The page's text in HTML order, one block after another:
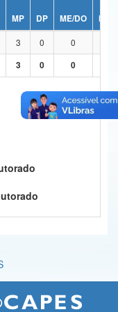
MP DP ME/DO
MP/
3 0 0
3 0 0